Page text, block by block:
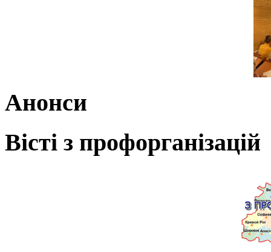
Анонси
Вісті з профорганізацій